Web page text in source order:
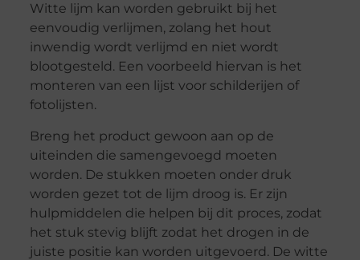
Witte lijm kan worden gebruikt bij het
eenvoudig verlijmen, zolang het hout
inwendig wordt verlijmd en niet wordt
blootgesteld. Een voorbeeld hiervan is het
monteren van een lijst voor schilderijen of
fotolijsten.
Breng het product gewoon aan op de
uiteinden die samengevoegd moeten
worden. De stukken moeten onder druk
worden gezet tot de lijm droog is. Er zijn
hulpmiddelen die helpen bij dit proces, zodat
het stuk stevig blijft zodat het drogen in de
juiste positie kan worden uitgevoerd. De witte